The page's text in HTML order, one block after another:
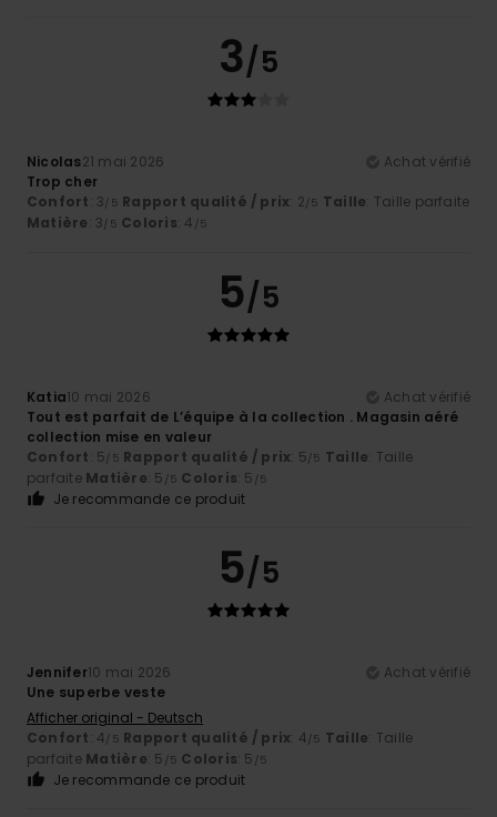
3/5
Nicolas21 mai 2026
Achat vérifié
Trop cher
Confort: 3/5 Rapport qualité / prix: 2/5 Taille: Taille parfaite
Matière: 3/5 Coloris: 4 /5
5/5
Katia10 mai 2026
Achat vérifié
Tout est parfait de L’équipe à la collection . Magasin aéré
collection mise en valeur
Confort: 5/5 Rapport qualité / prix: 5/5 Taille: Taille
parfaite Matière: 5 /5 Coloris: 5 /5
Je recommande ce produit
5/5
Jennifer10 mai 2026
Achat vérifié
Une superbe veste
Afficher original - Deutsch
Confort: 4/5 Rapport qualité / prix: 4/5 Taille: Taille
parfaite Matière: 5 /5 Coloris: 5 /5
Je recommande ce produit